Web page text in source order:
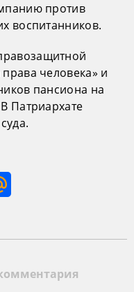
против
воспитанников.
человека» и
пансиона на
Патриархате